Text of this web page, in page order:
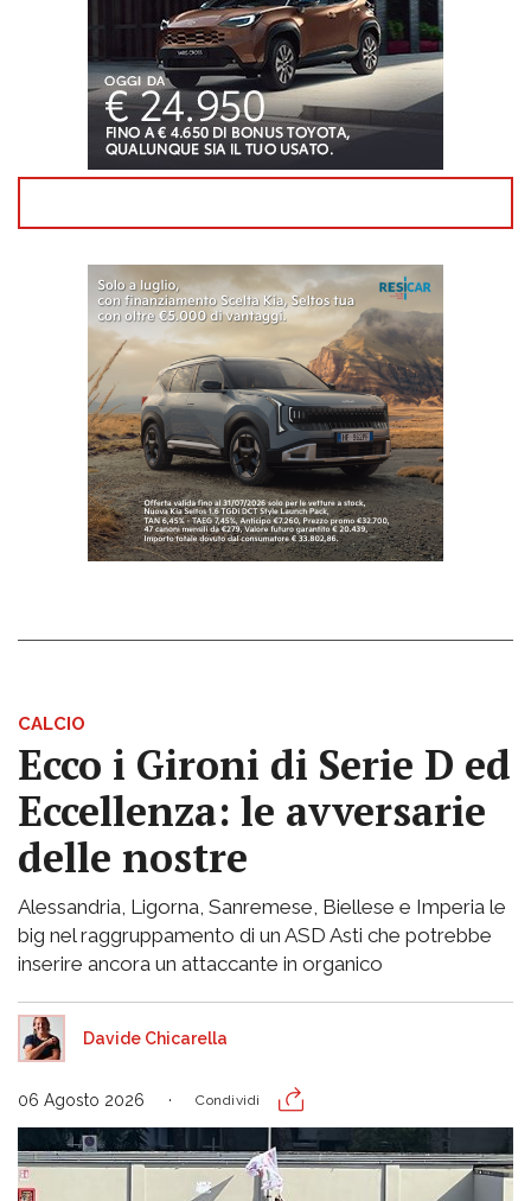
CALCIO
Ecco i Gironi di Serie D ed
Eccellenza: le avversarie
delle nostre
Alessandria, Ligorna, Sanremese, Biellese e Imperia le
big nel raggruppamento di un ASD Asti che potrebbe
inserire ancora un attaccante in organico
Davide Chicarella
06 Agosto 2026 Condividi